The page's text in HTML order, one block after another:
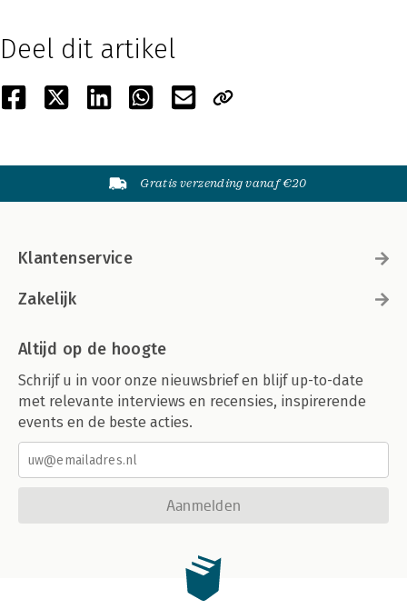
Deel dit artikel
Gratis verzending vanaf €20
Klantenservice
Zakelijk
Altijd op de hoogte
Schrijf u in voor onze nieuwsbrief en blijf up-to-date
met relevante interviews en recensies, inspirerende
events en de beste acties.
Aanmelden